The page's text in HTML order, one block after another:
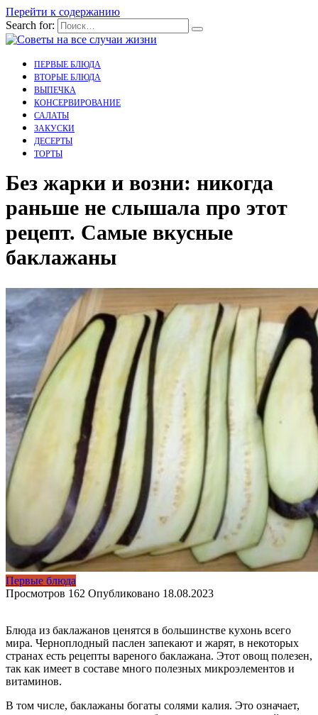
Перейти к содержанию
Search for:
ПЕРВЫЕ БЛЮДА
ВТОРЫЕ БЛЮДА
ВЫПЕЧКА
КОНСЕРВИРОВАНИЕ
САЛАТЫ
ЗАКУСКИ
ДЕСЕРТЫ
ТОРТЫ
Без жарки и возни: никогда
раньше не слышала про этот
рецепт. Самые вкусные
баклажаны
Первые блюда
Просмотров 162 Опубликовано 18.08.2023
Блюда из баклажанов ценятся в большинстве кухонь всего
мира. Черноплодный паслен запекают и жарят, в некоторых
странах есть рецепты вареного баклажана. Этот овощ полезен,
так как имеет в составе много полезных микроэлементов и
витаминов.
В том числе, баклажаны богаты солями калия. Это означает,